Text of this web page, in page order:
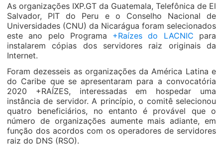
As organizações IXP.GT da Guatemala, Telefônica de El
Salvador, PIT do Peru e o Conselho Nacional de
Universidades (CNU) da Nicarágua foram selecionados
este ano pelo Programa +Raízes do LACNIC para
instalarem cópias dos servidores raiz originais da
Internet.
Foram dezesseis as organizações da América Latina e
do Caribe que se apresentaram para a convocatória
2020 +RAÍZES, interessadas em hospedar uma
instância de servidor. A princípio, o comitê selecionou
quatro beneficiários, no entanto é provável que o
número de organizações aumente mais adiante, em
função dos acordos com os operadores de servidores
raiz do DNS (RSO).